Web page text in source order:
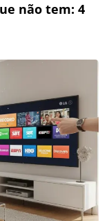
não tem: 4